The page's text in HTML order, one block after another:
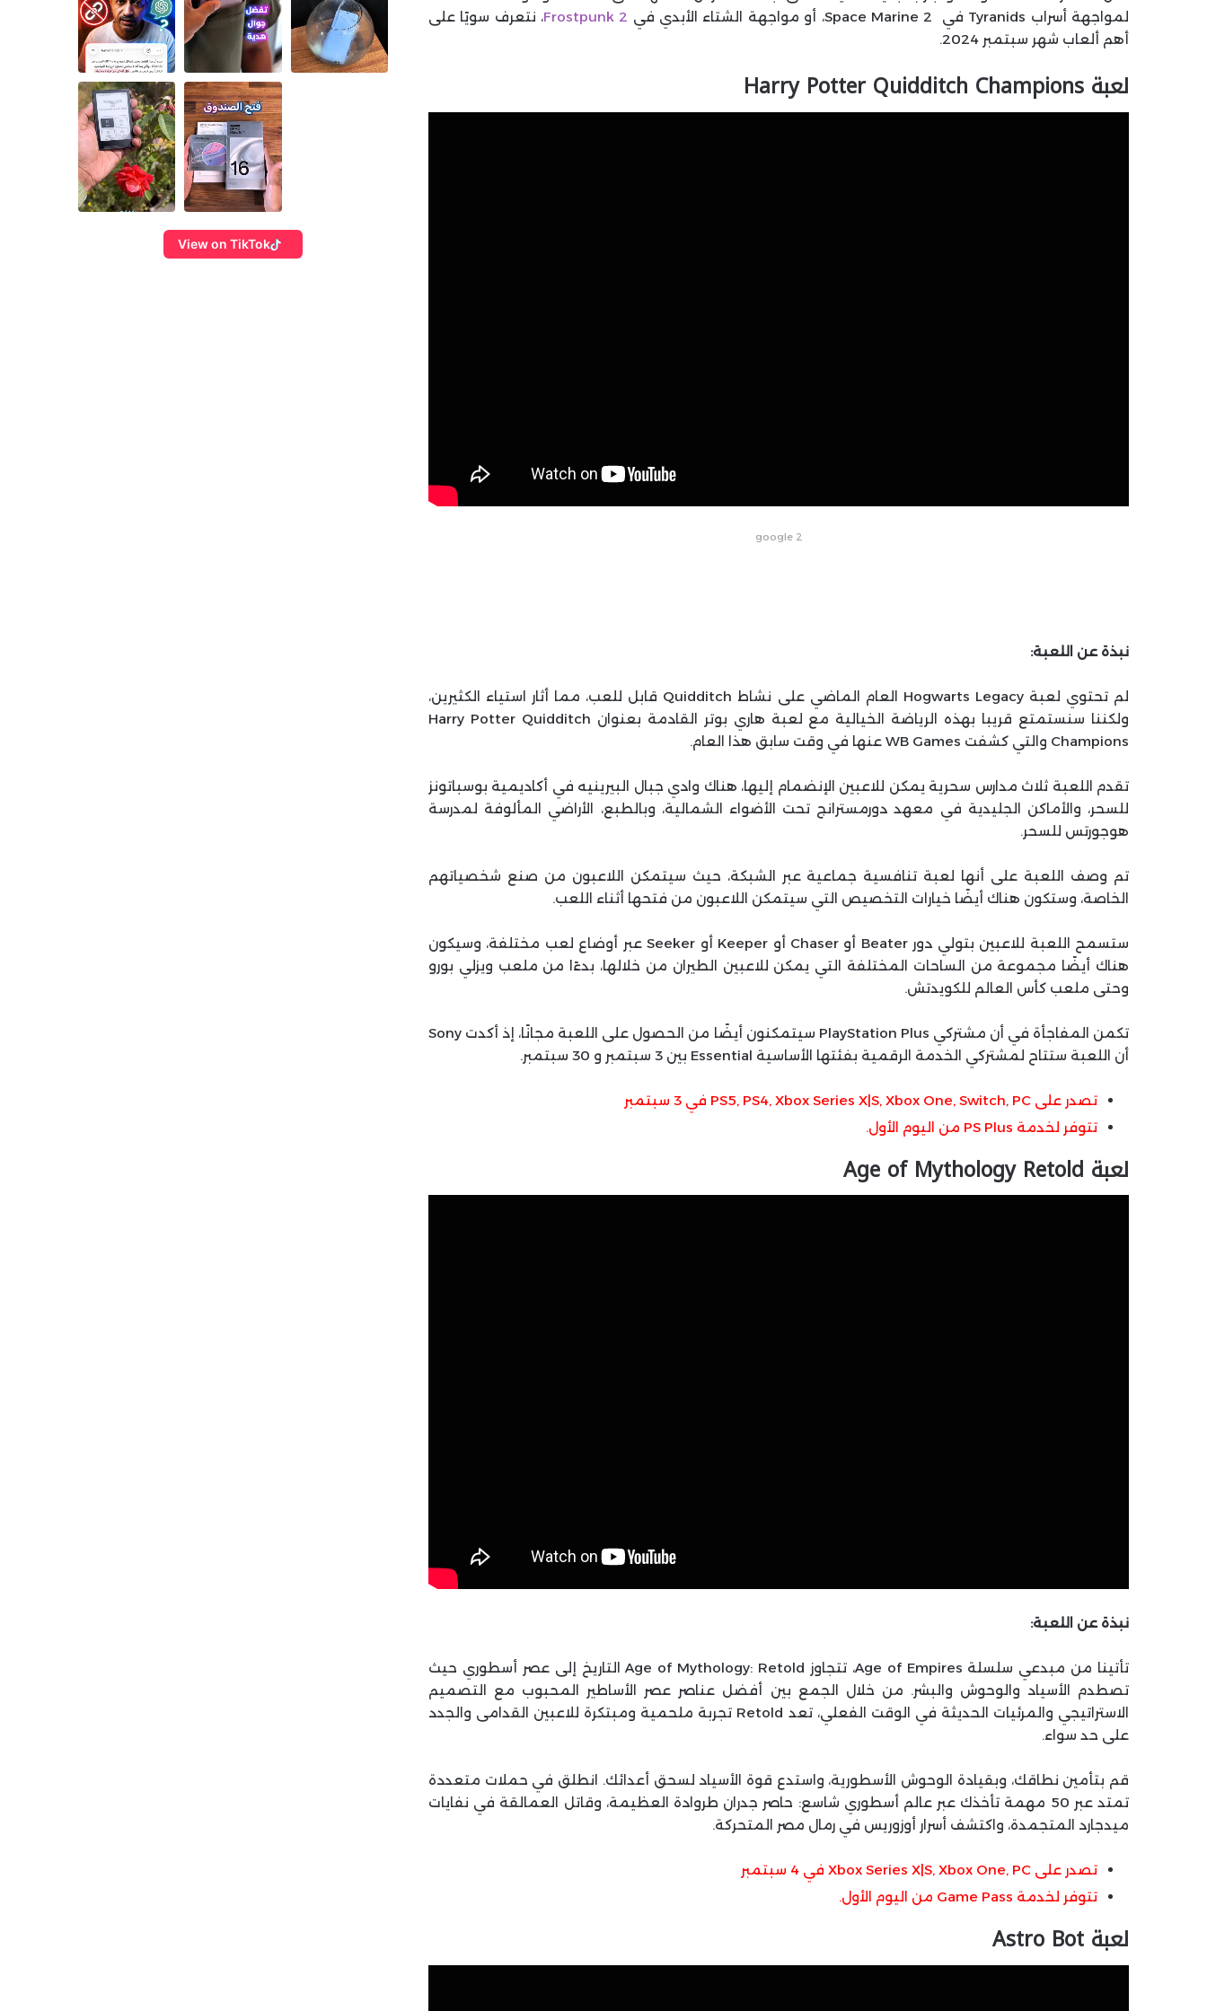
لمواجهة أسراب Tyranids في Space Marine 2، أو مواجهة الشتاء الأبدي في
Frostpunk 2، نتعرف سويًا على
أهم ألعاب شهر سبتمبر 2024.
لعبة Harry Potter Quidditch Champions
google 2
نبذة عن اللعبة:
لم تحتوي لعبة Hogwarts Legacy العام الماضي على نشاط Quidditch قابل للعب، مما أثار استياء الكثيرين،
ولكننا سنستمتع قريبا بهذه الرياضة الخيالية مع لعبة هاري بوتر القادمة بعنوان Harry Potter Quidditch
Champions والتي كشفت WB Games عنها في وقت سابق هذا العام.
تقدم اللعبة ثلاث مدارس سحرية يمكن للاعبين الإنضمام إليها، هناك وادي جبال البيرينيه في أكاديمية بوسباتونز
للسحر، والأماكن الجليدية في معهد دورمسترانج تحت الأضواء الشمالية، وبالطبع، الأراضي المألوفة لمدرسة
هوجورتس للسحر.
تم وصف اللعبة على أنها لعبة تنافسية جماعية عبر الشبكة، حيث سيتمكن اللاعبون من صنع شخصياتهم
الخاصة، وستكون هناك أيضًا خيارات التخصيص التي سيتمكن اللاعبون من فتحها أثناء اللعب.
ستسمح اللعبة للاعبين بتولي دور Beater أو Chaser أو Keeper أو Seeker عبر أوضاع لعب مختلفة، وسيكون
هناك أيضًا مجموعة من الساحات المختلفة التي يمكن للاعبين الطيران من خلالها، بدءًا من ملعب ويزلي بورو
وحتى ملعب كأس العالم للكويدتش.
تكمن المفاجأة في أن مشتركي PlayStation Plus سيتمكنون أيضًا من الحصول على اللعبة مجانًا، إذ أكدت Sony
أن اللعبة ستتاح لمشتركي الخدمة الرقمية بفئتها الأساسية Essential بين 3 سبتمبر و 30 سبتمبر.
تصدر على PS5, PS4, Xbox Series X|S, Xbox One, Switch, PC في 3 سبتمبر
تتوفر لخدمة PS Plus من اليوم الأول.
لعبة Age of Mythology Retold
نبذة عن اللعبة:
تأتينا من مبدعي سلسلة Age of Empires، تتجاوز Age of Mythology: Retold التاريخ إلى عصر أسطوري حيث
تصطدم الأسياد والوحوش والبشر. من خلال الجمع بين أفضل عناصر عصر الأساطير المحبوب مع التصميم
الاستراتيجي والمرئيات الحديثة في الوقت الفعلي، تعد Retold تجربة ملحمية ومبتكرة للاعبين القدامى والجدد
على حد سواء.
قم بتأمين نطاقك، وبقيادة الوحوش الأسطورية، واستدع قوة الأسياد لسحق أعدائك. انطلق في حملات متعددة
تمتد عبر 50 مهمة تأخذك عبر عالم أسطوري شاسع: حاصر جدران طروادة العظيمة، وقاتل العمالقة في نفايات
ميدجارد المتجمدة، واكتشف أسرار أوزوريس في رمال مصر المتحركة.
تصدر على Xbox Series X|S, Xbox One, PC في 4 سبتمبر
تتوفر لخدمة Game Pass من اليوم الأول.
لعبة Astro Bot
View on TikTok